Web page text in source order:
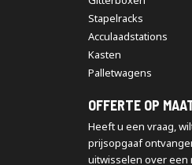
Stapelracks
Acculaadstations
Kasten
Palletwagens
OFFERTE OP
Heeft u een vraag,
prijsopgaaf
uitwisselen over een